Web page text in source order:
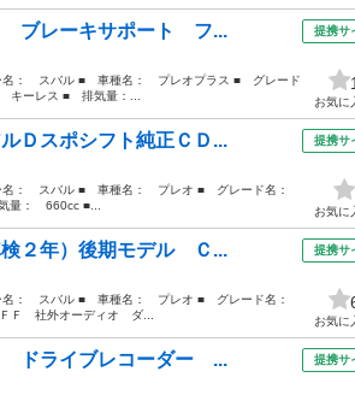
ブレーキサポート フ...
： スバル ■ 車種名： プレオプラス ■ グレード
ーレス ■ 排気量：...
提携サ
1
お気に
Ｄスポシフト純正ＣＤ...
： スバル ■ 車種名： プレオ ■ グレード名：
量： 660cc ■...
提携サ
お気に
２年）後期モデル Ｃ...
： スバル ■ 車種名： プレオ ■ グレード名：
Ｆ 社外オーディオ ダ...
提携サ
お気に
ドライブレコーダー ... 提携サ